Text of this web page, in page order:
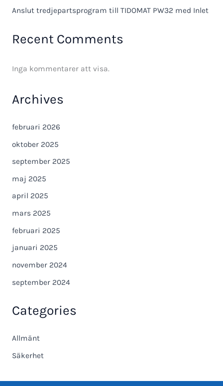
Anslut tredjepartsprogram till TIDOMAT PW32 med Inlet
Recent Comments
Inga kommentarer att visa.
Archives
februari 2026
oktober 2025
september 2025
maj 2025
april 2025
mars 2025
februari 2025
januari 2025
november 2024
september 2024
Categories
Allmänt
Säkerhet